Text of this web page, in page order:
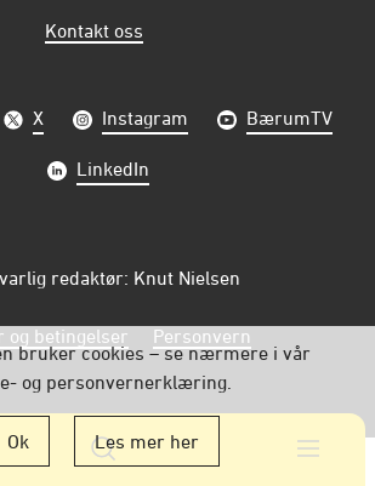
Kontakt oss
X Instagram BærumTV
LinkedIn
redaktør: Knut Nielsen
og betingelser Personvern
bruker cookies – se nærmere i vår
og personvernerklæring.
Ok Les mer her